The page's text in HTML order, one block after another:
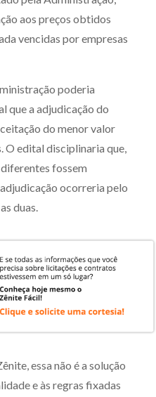
aos preços obtidos
vencidas por empresas
poderia
que a adjudicação do
do menor valor
O edital disciplinaria que,
fossem
ocorreria pelo
duas.
essa não é a solução
e às regras fixadas